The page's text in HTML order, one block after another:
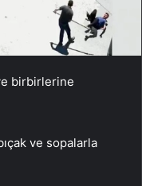
birbirlerine
ve sopalarla